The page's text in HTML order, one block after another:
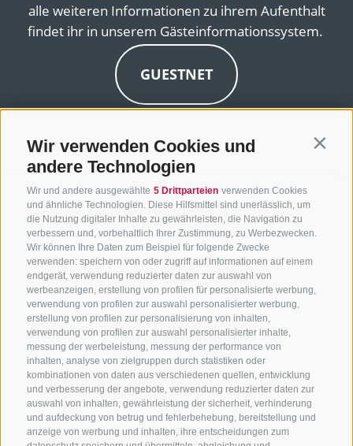
Wir verwenden Cookies und
andere Technologien
Wir und andere ausgewählte 5 Drittparteien verwenden Cookies
und ähnliche Technologien. Diese Hilfsmittel sind unerlässlich, um
die Nutzung digitaler Inhalte zu gewährleisten, die Navigation zu
verbessern und, vorbehaltlich Ihrer Zustimmung, zu Werbezwecken.
Wir können Ihre Daten zum Beispiel für folgende Zwecke
verwenden: speichern von oder zugriff auf informationen auf einem
endgerät, verwendung reduzierter daten zur auswahl von
werbeanzeigen, erstellung von profilen für personalisierte werbung,
verwendung von profilen zur auswahl personalisierter werbung,
erstellung von profilen zur personalisierung von inhalten,
verwendung von profilen zur auswahl personalisierter inhalte,
messung der werbeleistung, messung der performance von
inhalten, analyse von zielgruppen durch statistiken oder
kombinationen von daten aus verschiedenen quellen, entwicklung
und verbesserung der angebote, verwendung reduzierter daten zur
auswahl von inhalten, gewährleistung der sicherheit, verhinderung
und aufdeckung von betrug und fehlerbehebung, bereitstellung und
anzeige von werbung und inhalten, ihre entscheidungen zum
alle weiteren Informationen zu ihrem Aufenthalt
findet ihr in unserem Gästeinformationssystem.
GUESTNET
KONTAKTIERE UNS
+39 0472 765 325